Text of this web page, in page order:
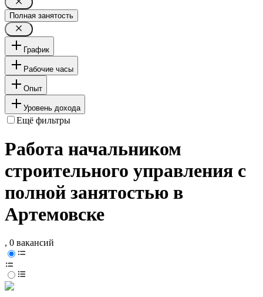
Полная занятость
График
Рабочие часы
Опыт
Уровень дохода
Ещё фильтры
Работа начальником
строительного управления с
полной занятостью в
Артемовске
, 0 вакансий